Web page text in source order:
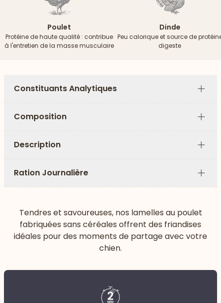
Poulet
Protéine de haute qualité : contribue
à l'entretien de la masse musculaire
Dinde
Peu calorique et source de
digeste
Constituants Analytiques
Plus
Composition
Plus
Description
Plus
Ration Journalière
Plus
Tendres et savoureuses, nos lamelles au poulet
fabriquées sans céréales offrent des friandises
idéales pour des moments de partage avec votre
chien.